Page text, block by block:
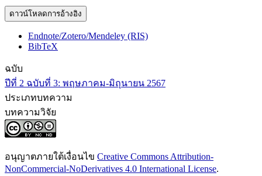
ดาวน์โหลดการอ้างอิง
Endnote/Zotero/Mendeley (RIS)
BibTeX
ฉบับ
ปีที่ 2 ฉบับที่ 3: พฤษภาคม-มิถุนายน 2567
ประเภทบทความ
บทความวิจัย
อนุญาตภายใต้เงื่อนไข Creative Commons Attribution-
NonCommercial-NoDerivatives 4.0 International License.